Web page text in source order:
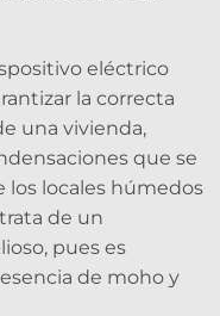
eléctrico
la correcta
una vivienda,
que se
los locales húmedos
de un
pues es
de moho y